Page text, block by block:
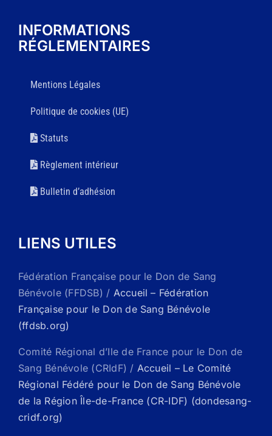
INFORMATIONS
RÉGLEMENTAIRES
Mentions Légales
Politique de cookies (UE)
Statuts
Règlement intérieur
Bulletin d’adhésion
LIENS UTILES
Fédération Française pour le Don de Sang
Bénévole (FFDSB) / Accueil – Fédération
Française pour le Don de Sang Bénévole
(ffdsb.org)
Comité Régional d’Ile de France pour le Don de
Sang Bénévole (CRIdF) / Accueil – Le Comité
Régional Fédéré pour le Don de Sang Bénévole
de la Région Île-de-France (CR-IDF) (dondesang-
cridf.org)